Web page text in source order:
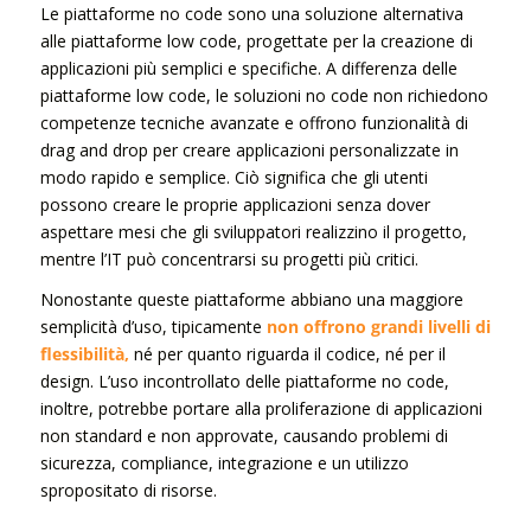
Le piattaforme no code sono una soluzione alternativa
alle piattaforme low code, progettate per la creazione di
applicazioni più semplici e specifiche. A differenza delle
piattaforme low code, le soluzioni no code non richiedono
competenze tecniche avanzate e offrono funzionalità di
drag and drop per creare applicazioni personalizzate in
modo rapido e semplice. Ciò significa che gli utenti
possono creare le proprie applicazioni senza dover
aspettare mesi che gli sviluppatori realizzino il progetto,
mentre l’IT può concentrarsi su progetti più critici.
Nonostante queste piattaforme abbiano una maggiore
semplicità d’uso, tipicamente non offrono grandi livelli di
flessibilità, né per quanto riguarda il codice, né per il
design. L’uso incontrollato delle piattaforme no code,
inoltre, potrebbe portare alla proliferazione di applicazioni
non standard e non approvate, causando problemi di
sicurezza, compliance, integrazione e un utilizzo
spropositato di risorse.